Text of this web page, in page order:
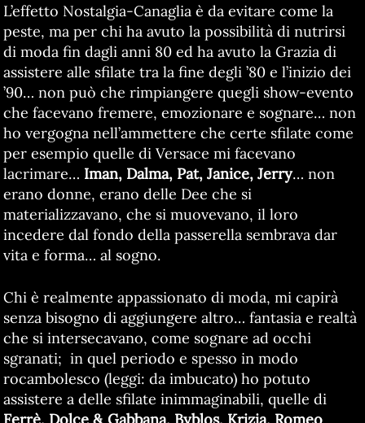
L’effetto Nostalgia-Canaglia è da evitare come la
peste, ma per chi ha avuto la possibilità di nutrirsi
di moda fin dagli anni 80 ed ha avuto la Grazia di
assistere alle sfilate tra la fine degli ’80 e l’inizio dei
’90… non può che rimpiangere quegli show-evento
che facevano fremere, emozionare e sognare… non
ho vergogna nell’ammettere che certe sfilate come
per esempio quelle di Versace mi facevano
lacrimare… Iman, Dalma, Pat, Janice, Jerry… non
erano donne, erano delle Dee che si
materializzavano, che si muovevano, il loro
incedere dal fondo della passerella sembrava dar
vita e forma… al sogno.
Chi è realmente appassionato di moda, mi capirà
senza bisogno di aggiungere altro… fantasia e realtà
che si intersecavano, come sognare ad occhi
sgranati; in quel periodo e spesso in modo
rocambolesco (leggi: da imbucato) ho potuto
assistere a delle sfilate inimmaginabili, quelle di
Ferrè, Dolce & Gabbana, Byblos, Krizia, Romeo